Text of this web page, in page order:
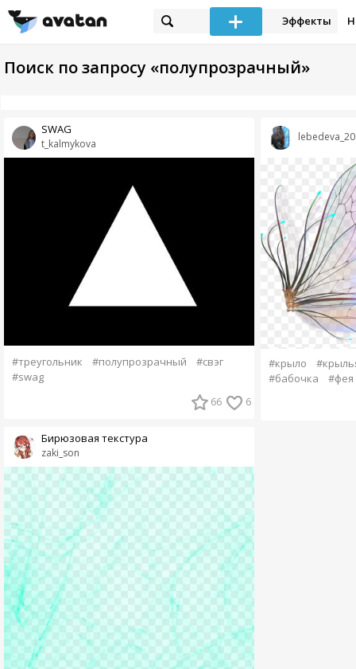
Эффекты
Поиск по запросу «полупрозрачный»
t_kalmykova
SWAG
#треугольник #полупрозрачный
#свэг
#swag
66 6
zaki_son
Бирюзовая текстура
#крыло
#бабочка
#фея